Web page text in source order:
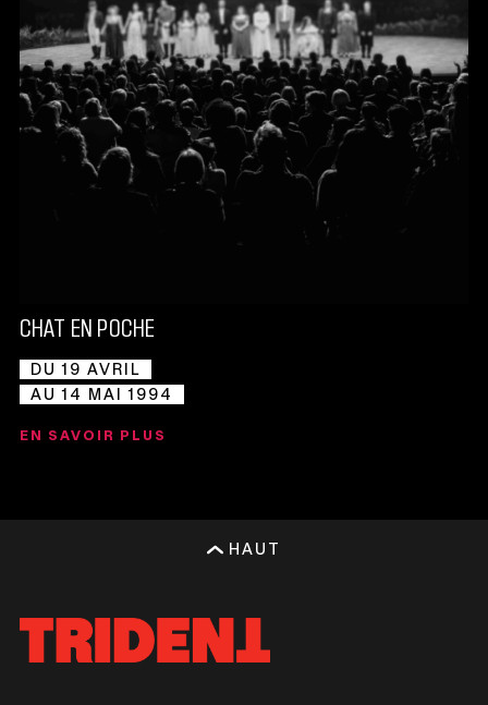
CHAT EN POCHE
DU 19 AVRIL
AU 14 MAI 1994
EN SAVOIR PLUS
HAUT